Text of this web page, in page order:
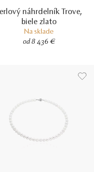
náhrdelník Trove,
biele zlato
Na sklade
od 8 436 €